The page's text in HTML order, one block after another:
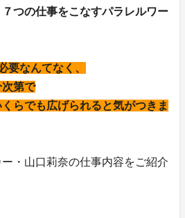
つの仕事をこなすパラレルワー
要なんてなく、
第で
らでも広げられると気がつきま
・山口莉奈の仕事内容をご紹介